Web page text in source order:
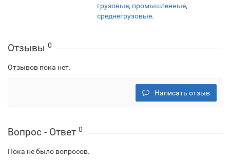
грузовые, промышленные,
среднегрузовые.
Отзывы 0
Отзывов пока нет.
Написать отзыв
Вопрос - Ответ 0
Пока не было вопросов.